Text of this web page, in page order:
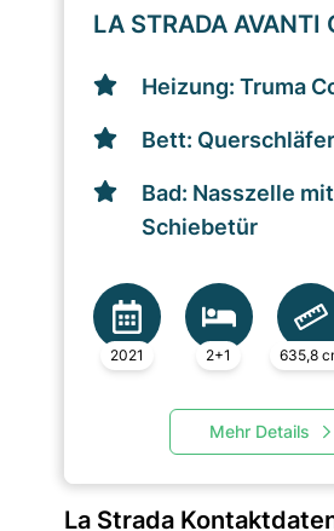
LA STRADA AVANTI
Heizung: Truma
Bett: Querschläfer
Bad: Nasszelle mit
Schiebetür
2021 2+1 635,8
Mehr Details
La Strada